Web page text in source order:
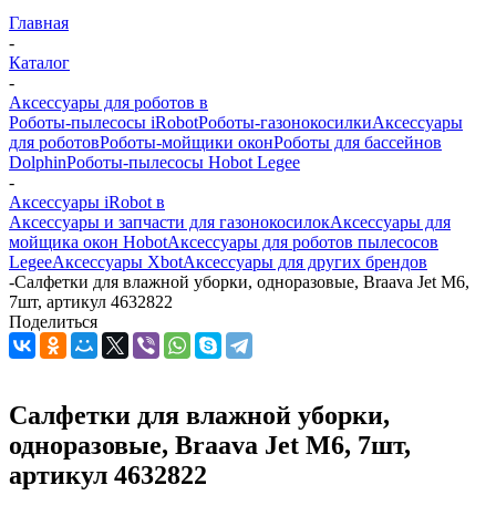
Главная
-
Каталог
-
Аксессуары для роботов в
Роботы-пылесосы iRobotРоботы-газонокосилкиАксессуары
для роботовРоботы-мойщики оконРоботы для бассейнов
DolphinРоботы-пылесосы Hobot Legee
-
Аксессуары iRobot в
Аксессуары и запчасти для газонокосилокАксессуары для
мойщика окон HobotАксессуары для роботов пылесосов
LegeeАксессуары XbotАксессуары для других брендов
-Салфетки для влажной уборки, одноразовые, Braava Jet M6,
7шт, артикул 4632822
Поделиться
Салфетки для влажной уборки,
одноразовые, Braava Jet M6, 7шт,
артикул 4632822